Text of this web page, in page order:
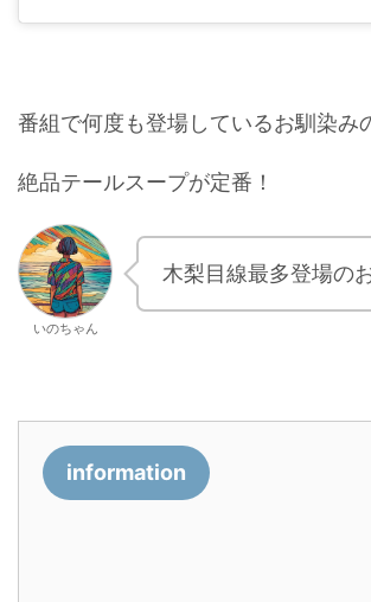
番組で何度も登場しているお馴染み
絶品テールスープが定番！
いのちゃん
木梨目線最多登場の
information